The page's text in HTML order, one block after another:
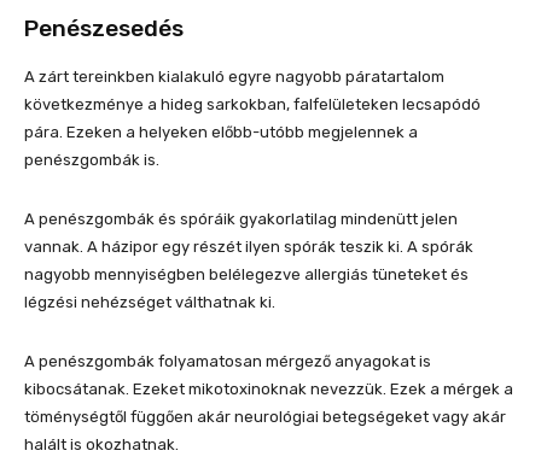
Penészesedés
A zárt tereinkben kialakuló egyre nagyobb páratartalom
következménye a hideg sarkokban, falfelületeken lecsapódó
pára. Ezeken a helyeken előbb-utóbb megjelennek a
penészgombák is.
A penészgombák és spóráik gyakorlatilag mindenütt jelen
vannak. A házipor egy részét ilyen spórák teszik ki. A spórák
nagyobb mennyiségben belélegezve allergiás tüneteket és
légzési nehézséget válthatnak ki.
A penészgombák folyamatosan mérgező anyagokat is
kibocsátanak. Ezeket mikotoxinoknak nevezzük. Ezek a mérgek a
töménységtől függően akár neurológiai betegségeket vagy akár
halált is okozhatnak.